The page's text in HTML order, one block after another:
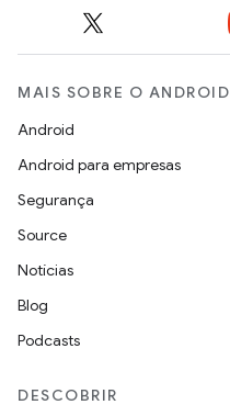
MAIS SOBRE O ANDROID
Android
Android para empresas
Segurança
Source
Notícias
Blog
Podcasts
DESCOBRIR